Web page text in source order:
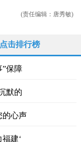
(责任编辑：唐秀敏)
击排行榜
”保障
默的
的心声
建‘